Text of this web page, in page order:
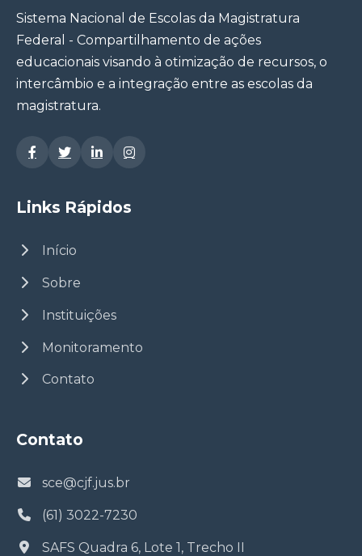
Sistema Nacional de Escolas da Magistratura
Federal - Compartilhamento de ações
educacionais visando à otimização de recursos, o
intercâmbio e a integração entre as escolas da
magistratura.
Links Rápidos
Início
Sobre
Instituições
Monitoramento
Contato
Contato
sce@cjf.jus.br
(61) 3022-7230
SAFS Quadra 6, Lote 1, Trecho II